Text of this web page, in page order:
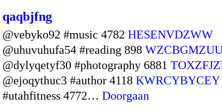
qaqbjfng
@vebyko92 #music 4782 HESENVDZWW
@uhuvuhufa54 #reading 898
@dylyqetyf30 #photography 6881
@ejoqythuc3 #author 4118 KWRCYBYCEY
#utahfitness 4772… Doorgaan